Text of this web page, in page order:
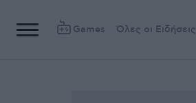
Games Όλες οι Ειδήσεις